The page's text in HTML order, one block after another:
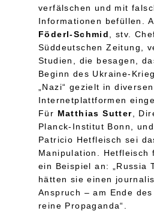
verfälschen und mit
Informationen befüllen.
Föderl-Schmid
, stv.
Süddeutschen Zeitung,
Studien, die besagen,
Beginn des Ukraine-
„Nazi“ gezielt in diversen
Internetplattformen
Für Matthias Sutter ,
Planck-Institut Bonn,
Patricio Hetfleisch sei
Manipulation. Hetfleisch
ein Beispiel an: „Russia
hätten sie einen
Anspruch – am Ende
reine Propaganda“.